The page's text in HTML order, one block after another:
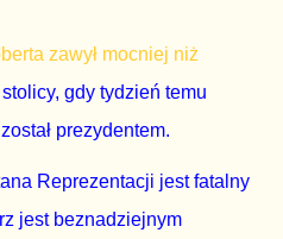
zawył mocniej niż
gdy tydzień temu
prezydentem.
Reprezentacji jest fatalny
jest beznadziejnym